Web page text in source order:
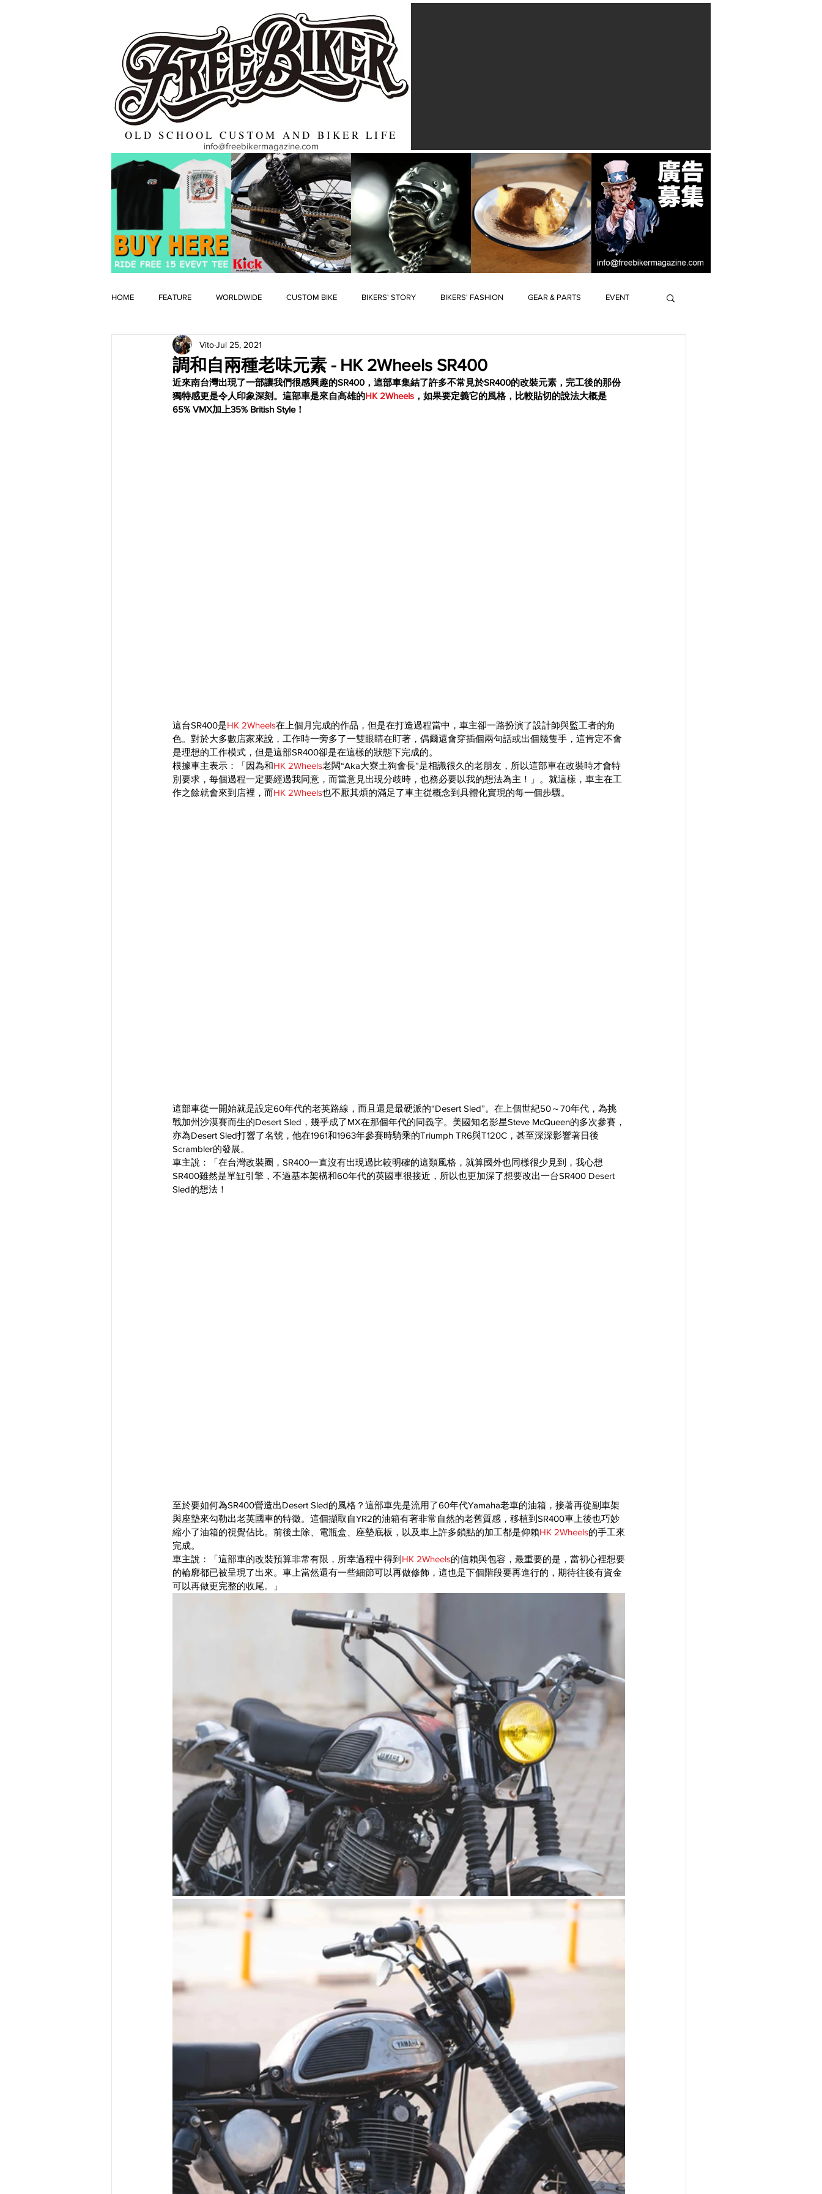
OLD SCHOOL CUSTOM AND BIKER LIFE
info@freebikermagazine.com
HOME FEATURE WORLDWIDE CUSTOM BIKE BIKERS' STORY BIKERS' FASHION GEAR & PARTS EVENT
OLD TIMER
調和自兩種老味元素 - HK 2Wheels SR400
VitoJul 25, 2021
近來南台灣出現了一部讓我們很感興趣的SR400，這部車集結了許多不常見於SR400的改裝元素，完工後的那份
獨特感更是令人印象深刻。這部車是來自高雄的HK 2Wheels ，如果要定義它的風格，比較貼切的說法大概是
65% VMX加上35% British Style！
這台SR400是HK 2Wheels在上個月完成的作品，但是在打造過程當中，車主卻一路扮演了設計師與監工者的角
色。對於大多數店家來說，工作時一旁多了一雙眼睛在盯著，偶爾還會穿插個兩句話或出個幾隻手，這肯定不會
是理想的工作模式，但是這部SR400卻是在這樣的狀態下完成的。
根據車主表示：「因為和HK 2Wheels老闆“Aka大寮土狗會長”是相識很久的老朋友，所以這部車在改裝時才會特
別要求，每個過程一定要經過我同意，而當意見出現分歧時，也務必要以我的想法為主！」。就這樣，車主在工
作之餘就會來到店裡，而HK 2Wheels也不厭其煩的滿足了車主從概念到具體化實現的每一個步驟。
這部車從一開始就是設定60年代的老英路線，而且還是最硬派的“Desert Sled”。在上個世紀50～70年代，為挑
戰加州沙漠賽而生的Desert Sled，幾乎成了MX在那個年代的同義字。美國知名影星Steve McQueen的多次參賽，
亦為Desert Sled打響了名號，他在1961和1963年參賽時騎乘的Triumph TR6與T120C，甚至深深影響著日後
Scrambler的發展。
車主說：「在台灣改裝圈，SR400一直沒有出現過比較明確的這類風格，就算國外也同樣很少見到，我心想
SR400雖然是單缸引擎，不過基本架構和60年代的英國車很接近，所以也更加深了想要改出一台SR400 Desert
Sled的想法！
至於要如何為SR400營造出Desert Sled的風格？這部車先是流用了60年代Yamaha老車的油箱，接著再從副車架
與座墊來勾勒出老英國車的特徵。這個擷取自YR2的油箱有著非常自然的老舊質感，移植到SR400車上後也巧妙
縮小了油箱的視覺佔比。前後土除、電瓶盒、座墊底板，以及車上許多鎖點的加工都是仰賴HK 2Wheels的手工來
完成。
車主說：「這部車的改裝預算非常有限，所幸過程中得到 HK 2Wheels的信賴與包容，最重要的是，當初心裡想要
的輪廓都已被呈現了出來。車上當然還有一些細節可以再做修飾，這也是下個階段要再進行的，期待往後有資金
可以再做更完整的收尾。」